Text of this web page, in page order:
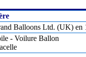
Balloons Ltd. (UK) en
- Voilure Ballon